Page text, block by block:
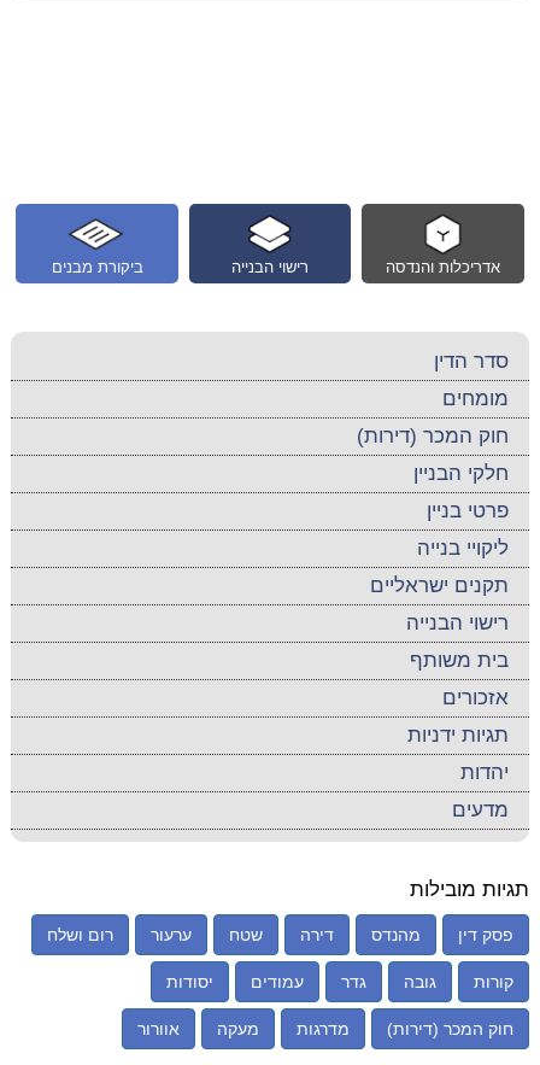
ביקורת מבנים רישוי הבנייה אדריכלות והנדסה
סדר הדין
מומחים
חוק המכר (דירות)
חלקי הבניין
פרטי בניין
ליקויי בנייה
תקנים ישראליים
רישוי הבנייה
בית משותף
אזכורים
תגיות ידניות
יהדות
מדעים
תגיות מובילות
פסק דין מהנדס דירה שטח ערעור רום ושלח
קורות גובה גדר עמודים יסודות
חוק המכר (דירות) מדרגות מעקה אוורור